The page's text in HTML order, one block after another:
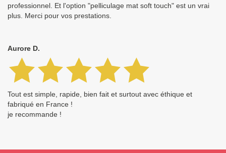
professionnel. Et l'option "pelliculage mat soft touch" est un vrai
plus. Merci pour vos prestations.
Aurore D.
Tout est simple, rapide, bien fait et surtout avec éthique et
fabriqué en France !
je recommande !